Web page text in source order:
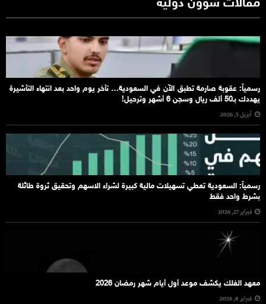
مقالات شؤون دولية
رسمياً: عقوبة صارمة تطبق الآن في السعودية… تأخر يوم واحد بعد انتهاء التأشيرة
يهددك بـ50 ألف ريال وسجن 6 أشهر وترحيل!
أبريل 5, 2026
رسمياً: السعودية تعطي تسهيلات مالية كبيرة لشراء الاسهم وتحقيق ثروة طائلة
بشرط واحد فقط
فبراير 27, 2026
معهد الفلك يكشف موعد أول أيام شهر رمضان 2026
فبراير 8, 2026